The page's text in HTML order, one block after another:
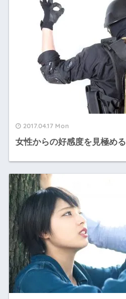
2017.04.17 Mon
女性からの好感度を見極める